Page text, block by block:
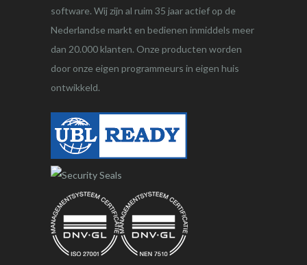
software. Wij zijn al ruim 35 jaar actief op de
Nederlandse markt en bedienen inmiddels meer
dan 20.000 klanten. Onze producten worden
door onze eigen programmeurs in eigen huis
ontwikkeld.